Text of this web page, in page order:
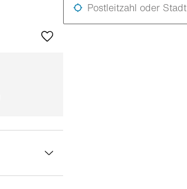
Postleitzahl oder Stadt